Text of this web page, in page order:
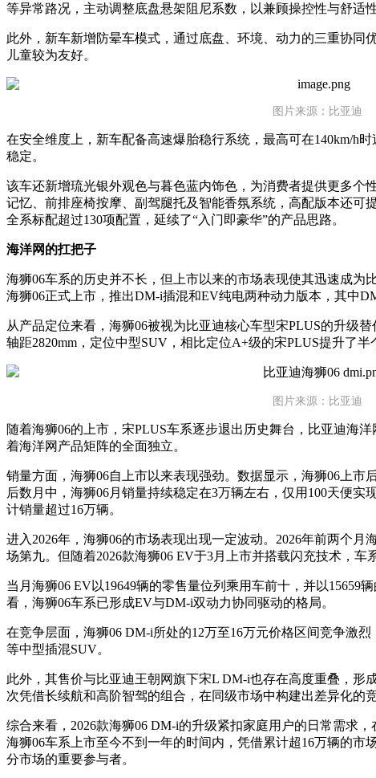
等异常路况，主动调整底盘悬架阻尼系数，以兼顾操控性与舒适性
此外，新车新增防晕车模式，通过底盘、环境、动力的三重协同
儿童较为友好。
图片来源：比亚迪
在安全维度上，新车配备高速爆胎稳行系统，最高可在140km/h
稳定。
该车还新增琉光银外观色与暮色蓝内饰色，为消费者提供更多个
记忆、前排座椅按摩、副驾腿托及智能香氛系统，高配版本还可
全系标配超过130项配置，延续了“入门即豪华”的产品思路。
海洋网的扛把子
海狮06车系的历史并不长，但上市以来的市场表现使其迅速成为
海狮06正式上市，推出DM-i插混和EV纯电两种动力版本，其中
从产品定位来看，海狮06被视为比亚迪核心车型宋PLUS的升级替
轴距2820mm，定位中型SUV，相比定位A+级的宋PLUS提升了半
图片来源：比亚迪
随着海狮06的上市，宋PLUS车系逐步退出历史舞台，比亚迪海
着海洋网产品矩阵的全面独立。
销量方面，海狮06自上市以来表现强劲。数据显示，海狮06上市
后数月中，海狮06月销量持续稳定在3万辆左右，仅用100天便实
计销量超过16万辆。
进入2026年，海狮06的市场表现出现一定波动。2026年前两个月
场第九。但随着2026款海狮06 EV于3月上市并搭载闪充技术，车
当月海狮06 EV以19649辆的零售量位列乘用车前十，并以15659
看，海狮06车系已形成EV与DM-i双动力协同驱动的格局。
在竞争层面，海狮06 DM-i所处的12万至16万元价格区间竞争激
等中型插混SUV。
此外，其售价与比亚迪王朝网旗下宋L DM-i也存在高度重叠，形
次凭借长续航和高阶智驾的组合，在同级市场中构建出差异化的竞
综合来看，2026款海狮06 DM-i的升级紧扣家庭用户的日常需求
海狮06车系上市至今不到一年的时间内，凭借累计超16万辆的市
分市场的重要参与者。